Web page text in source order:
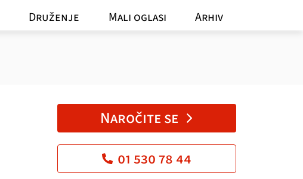
Druženje Mali oglasi Arhiv
Naročite se
01 530 78 44